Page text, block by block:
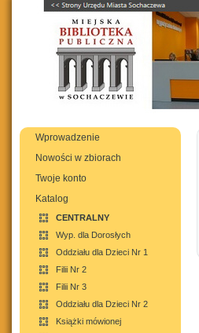
Wprowadzenie
Nowości w zbiorach
Twoje konto
Katalog
CENTRALNY
Wyp. dla Dorosłych
Oddziału dla Dzieci Nr 1
Filii Nr 2
Filii Nr 3
Oddziału dla Dzieci Nr 2
Książki mówionej